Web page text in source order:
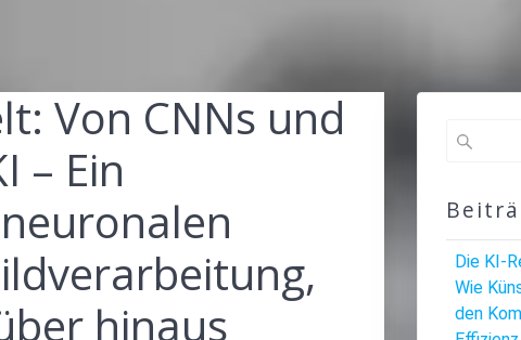
Von CNNs und
– Ein
hinaus
Die KI-
Wie
den